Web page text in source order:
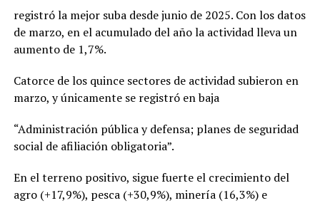
registró la mejor suba desde junio de 2025. Con los datos
de marzo, en el acumulado del año la actividad lleva un
aumento de 1,7%.
Catorce de los quince sectores de actividad subieron en
marzo, y únicamente se registró en baja
“Administración pública y defensa; planes de seguridad
social de afiliación obligatoria”.
En el terreno positivo, sigue fuerte el crecimiento del
agro (+17,9%), pesca (+30,9%), minería (16,3%) e